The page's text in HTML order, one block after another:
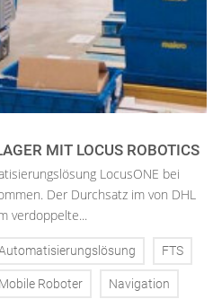
MIT LOCUS ROBOTICS
LocusONE bei
Der Durchsatz im von DHL
verdoppelte...
FTS
Mobile Roboter Navigation